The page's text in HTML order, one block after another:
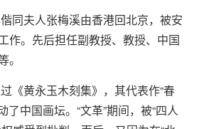
同夫人张梅溪由香港回北京，被安
作。先后担任副教授、教授、中国
。
《黄永玉木刻集》，其代表作“春
了中国画坛。“文革”期间，被“四人